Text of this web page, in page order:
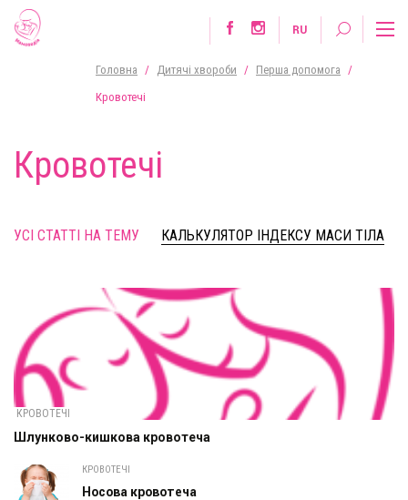
RU
Головна / Дитячі хвороби / Перша допомога
/
Кровотечі
Кровотечі
УСІ СТАТТІ НА ТЕМУ КАЛЬКУЛЯТОР ІНДЕКСУ МАСИ ТІЛА
КРОВОТЕЧІ
Шлунково-кишкова кровотеча
КРОВОТЕЧІ
Носова кровотеча